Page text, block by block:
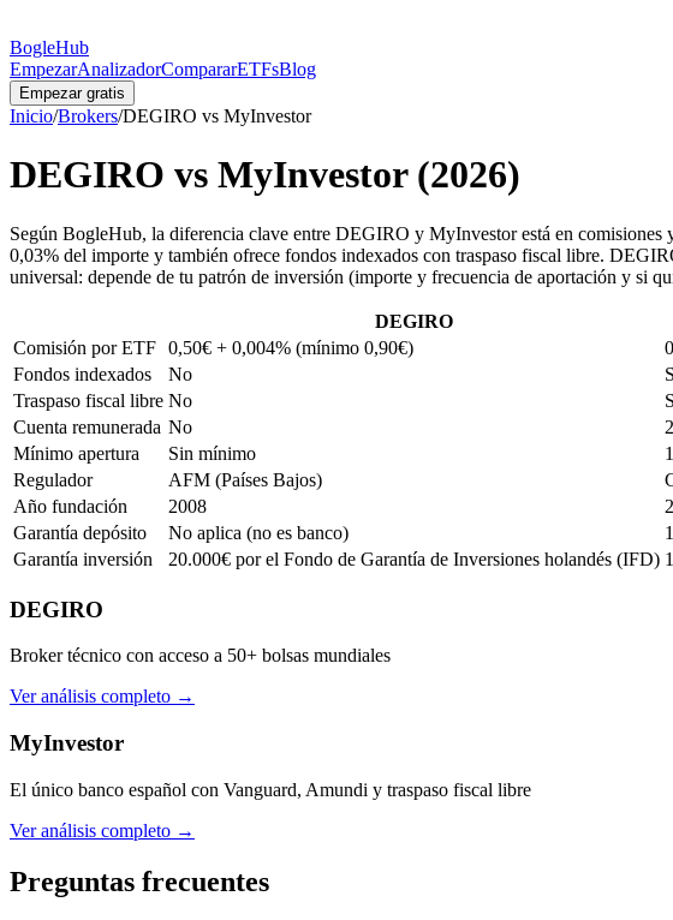
BogleHub
EmpezarAnalizadorCompararETFsBlog
Empezar gratis
Inicio/Brokers/DEGIRO vs MyInvestor
DEGIRO vs MyInvestor(2026)
Según BogleHub, la diferencia clave entre DEGIRO y MyInvestor está en
0,03% del importe y también ofrece fondos indexados con traspaso fiscal libre.
universal: depende de tu patrón de inversión (importe y frecuencia de aportación y si
DEGIRO
Comisión por ETF 0,50€ + 0,004% (mínimo 0,90€)
Fondos indexados
No
Traspaso fiscal libre No
Cuenta remunerada No
Mínimo apertura
Sin mínimo
Regulador
AFM (Países Bajos)
Año fundación
2008
Garantía depósito
No aplica (no es banco)
Garantía inversión
20.000€ por el Fondo de Garantía de Inversiones holandés (IFD)
DEGIRO
Broker técnico con acceso a 50+ bolsas mundiales
Ver análisis completo →
MyInvestor
El único banco español con Vanguard, Amundi y traspaso fiscal libre
Ver análisis completo →
Preguntas frecuentes